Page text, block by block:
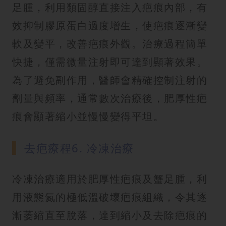
足腫，利用類固醇直接注入疤痕內部，有
效抑制膠原蛋白過度增生，使疤痕逐漸變
軟及變平，改善疤痕外觀。治療過程簡單
快捷，僅需微量注射即可達到顯著效果。
為了避免副作用，醫師會精確控制注射的
劑量與頻率，通常數次治療後，肥厚性疤
痕會顯著縮小並慢慢變得平坦。
冷凍治療適用於肥厚性疤痕及蟹足腫，利
用液態氮的極低溫破壞疤痕組織，令其逐
漸萎縮直至脫落，達到縮小及去除疤痕的